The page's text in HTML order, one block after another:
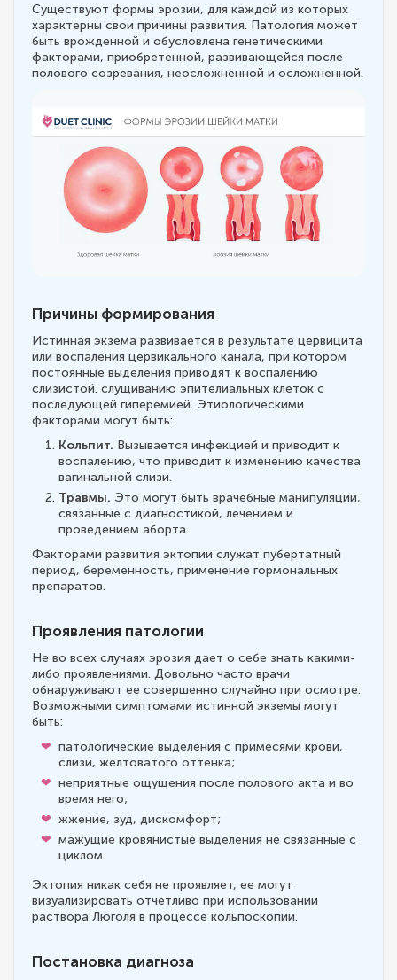
Существуют формы эрозии, для каждой из которых
характерны свои причины развития. Патология может
быть врожденной и обусловлена генетическими
факторами, приобретенной, развивающейся после
полового созревания, неосложненной и осложненной.
Причины формирования
Истинная экзема развивается в результате цервицита
или воспаления цервикального канала, при котором
постоянные выделения приводят к воспалению
слизистой. слущиванию эпителиальных клеток с
последующей гиперемией. Этиологическими
факторами могут быть:
Кольпит. Вызывается инфекцией и приводит к
воспалению, что приводит к изменению качества
вагинальной слизи.
Травмы. Это могут быть врачебные манипуляции,
связанные с диагностикой, лечением и
проведением аборта.
Факторами развития эктопии служат пубертатный
период, беременность, применение гормональных
препаратов.
Проявления патологии
Не во всех случаях эрозия дает о себе знать какими-
либо проявлениями. Довольно часто врачи
обнаруживают ее совершенно случайно при осмотре.
Возможными симптомами истинной экземы могут
быть:
патологические выделения с примесями крови,
слизи, желтоватого оттенка;
неприятные ощущения после полового акта и во
время него;
жжение, зуд, дискомфорт;
мажущие кровянистые выделения не связанные с
циклом.
Эктопия никак себя не проявляет, ее могут
визуализировать отчетливо при использовании
раствора Люголя в процессе кольпоскопии.
Постановка диагноза